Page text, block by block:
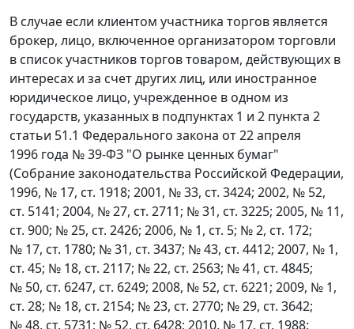
В случае если клиентом участника торгов является
брокер, лицо, включенное организатором торговли
в список участников торгов товаром, действующих в
интересах и за счет других лиц, или иностранное
юридическое лицо, учрежденное в одном из
государств, указанных в подпунктах 1 и 2 пункта 2
статьи 51.1 Федерального закона от 22 апреля
1996 года № 39-ФЗ "О рынке ценных бумаг"
(Собрание законодательства Российской Федерации,
1996, № 17, ст. 1918; 2001, № 33, ст. 3424; 2002, № 52,
ст. 5141; 2004, № 27, ст. 2711; № 31, ст. 3225; 2005, № 11,
ст. 900; № 25, ст. 2426; 2006, № 1, ст. 5; № 2, ст. 172;
№ 17, ст. 1780; № 31, ст. 3437; № 43, ст. 4412; 2007, № 1,
ст. 45; № 18, ст. 2117; № 22, ст. 2563; № 41, ст. 4845;
№ 50, ст. 6247, ст. 6249; 2008, № 52, ст. 6221; 2009, № 1,
ст. 28; № 18, ст. 2154; № 23, ст. 2770; № 29, ст. 3642;
№ 48, ст. 5731; № 52, ст. 6428; 2010, № 17, ст. 1988;